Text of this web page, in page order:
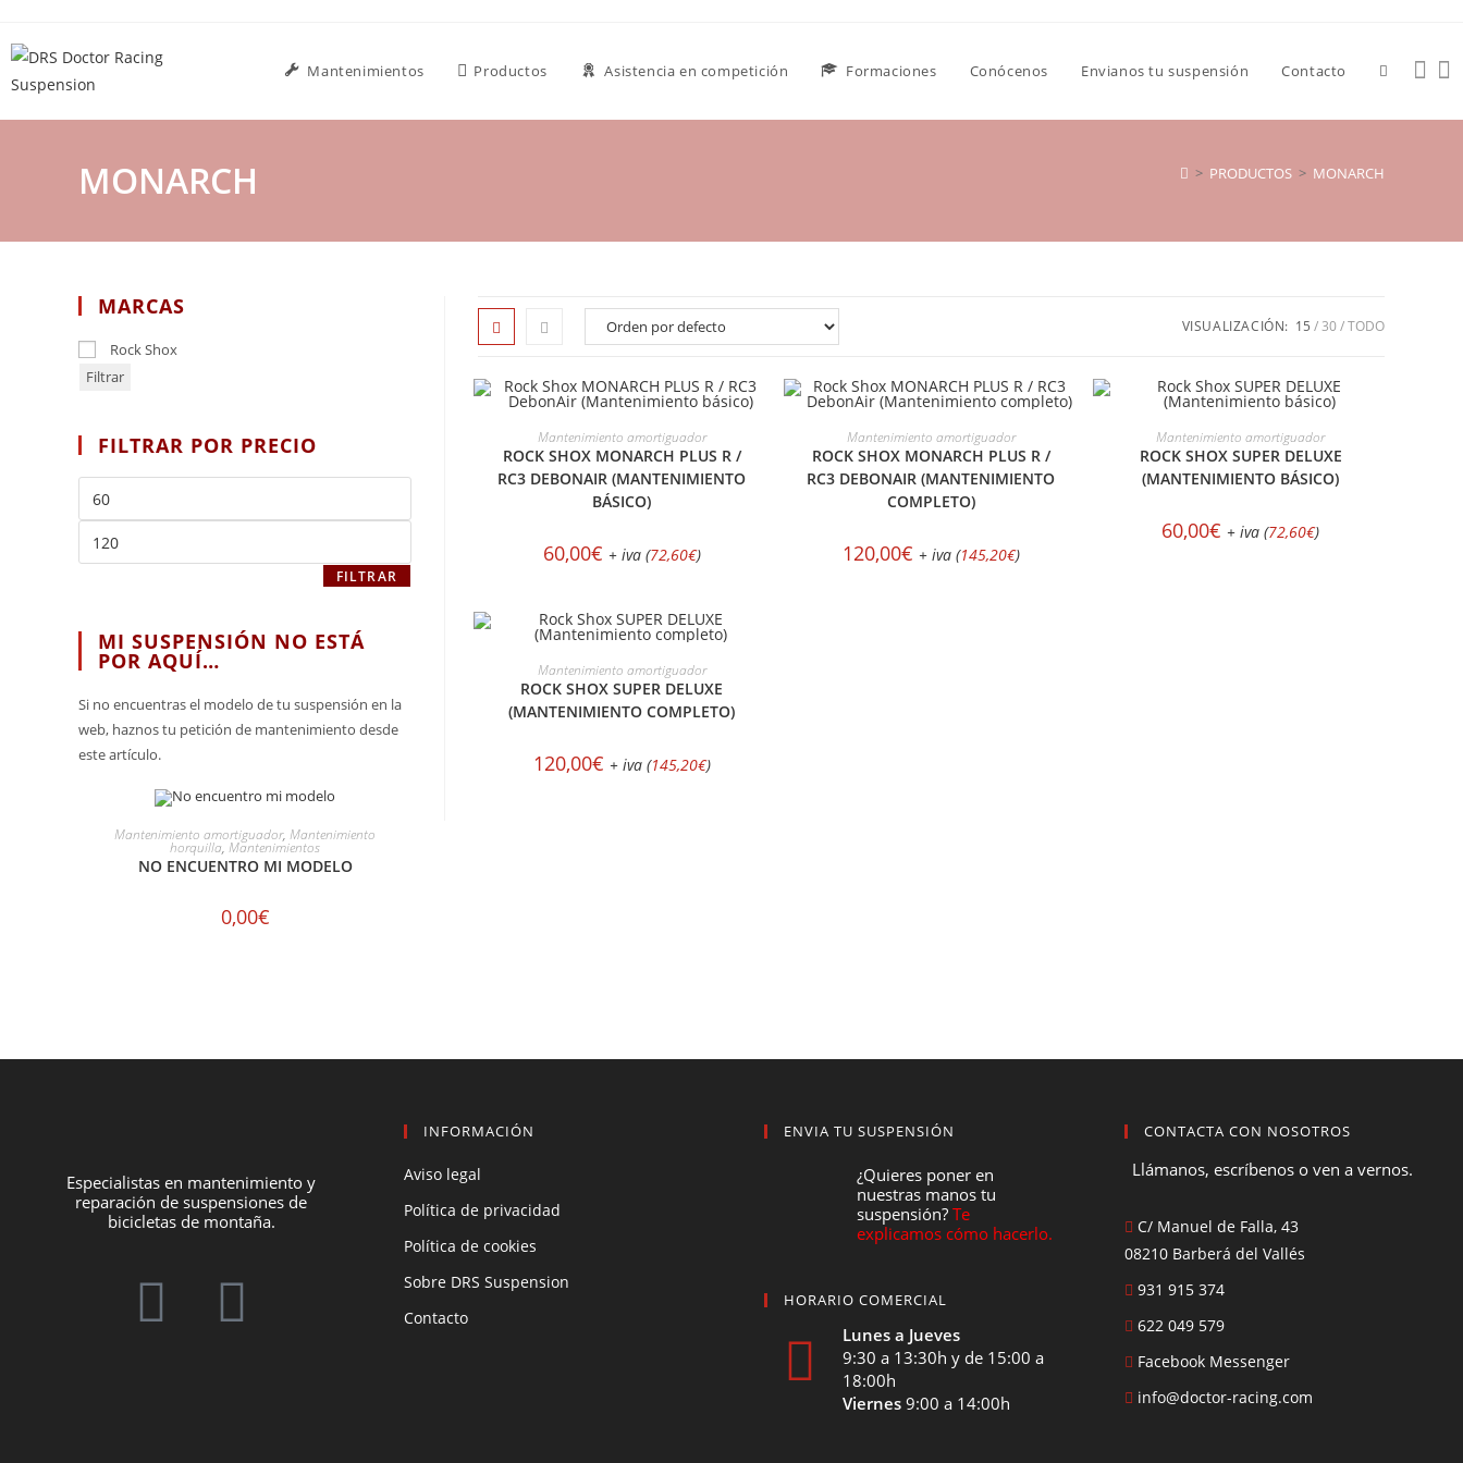
Mantenimientos Productos Asistencia en competición Formaciones Conócenos Envianos tu suspensión Contacto
MONARCH > PRODUCTOS > MONARCH
VISUALIZACIÓN: 15 30 TODO
SELECCIONAR OPCIONES
Mantenimiento amortiguador
ROCK SHOX MONARCH PLUS R /
RC3 DEBONAIR (MANTENIMIENTO
BÁSICO)
60,00€ + iva (72,60€)
SELECCIONAR OPCIONES
Mantenimiento amortiguador
ROCK SHOX MONARCH PLUS R /
RC3 DEBONAIR (MANTENIMIENTO
COMPLETO)
120,00€ + iva (145,20€)
SELECCIONAR OPCIONES
Mantenimiento amortiguador
ROCK SHOX SUPER DELUXE
(MANTENIMIENTO BÁSICO)
60,00€ + iva (72,60€)
SELECCIONAR OPCIONES
Mantenimiento amortiguador
ROCK SHOX SUPER DELUXE
(MANTENIMIENTO COMPLETO)
120,00€ + iva (145,20€)
MARCAS
Rock Shox
Filtrar
FILTRAR POR PRECIO
FILTRAR
MI SUSPENSIÓN NO ESTÁ
POR AQUÍ…
Si no encuentras el modelo de tu suspensión en la
web, haznos tu petición de mantenimiento desde
este artículo.
SELECCIONAR OPCIONES
Mantenimiento amortiguador, Mantenimiento
horquilla, Mantenimientos
NO ENCUENTRO MI MODELO
0,00€
Especialistas en mantenimiento y
reparación de suspensiones de
bicicletas de montaña.
INFORMACIÓN
Aviso legal
Política de privacidad
Política de cookies
Sobre DRS Suspension
Contacto
ENVIA TU SUSPENSIÓN
¿Quieres poner en
nuestras manos tu
suspensión?Te
explicamos cómo hacerlo.
HORARIO COMERCIAL
Lunes a Jueves
9:30 a 13:30h y de 15:00 a
18:00h
Viernes9:00 a 14:00h
CONTACTA CON NOSOTROS
Llámanos, escríbenos o ven a vernos.
C/ Manuel de Falla, 43
08210 Barberá del Vallés
931 915 374
622 049 579
Facebook Messenger
info@doctor-racing.com